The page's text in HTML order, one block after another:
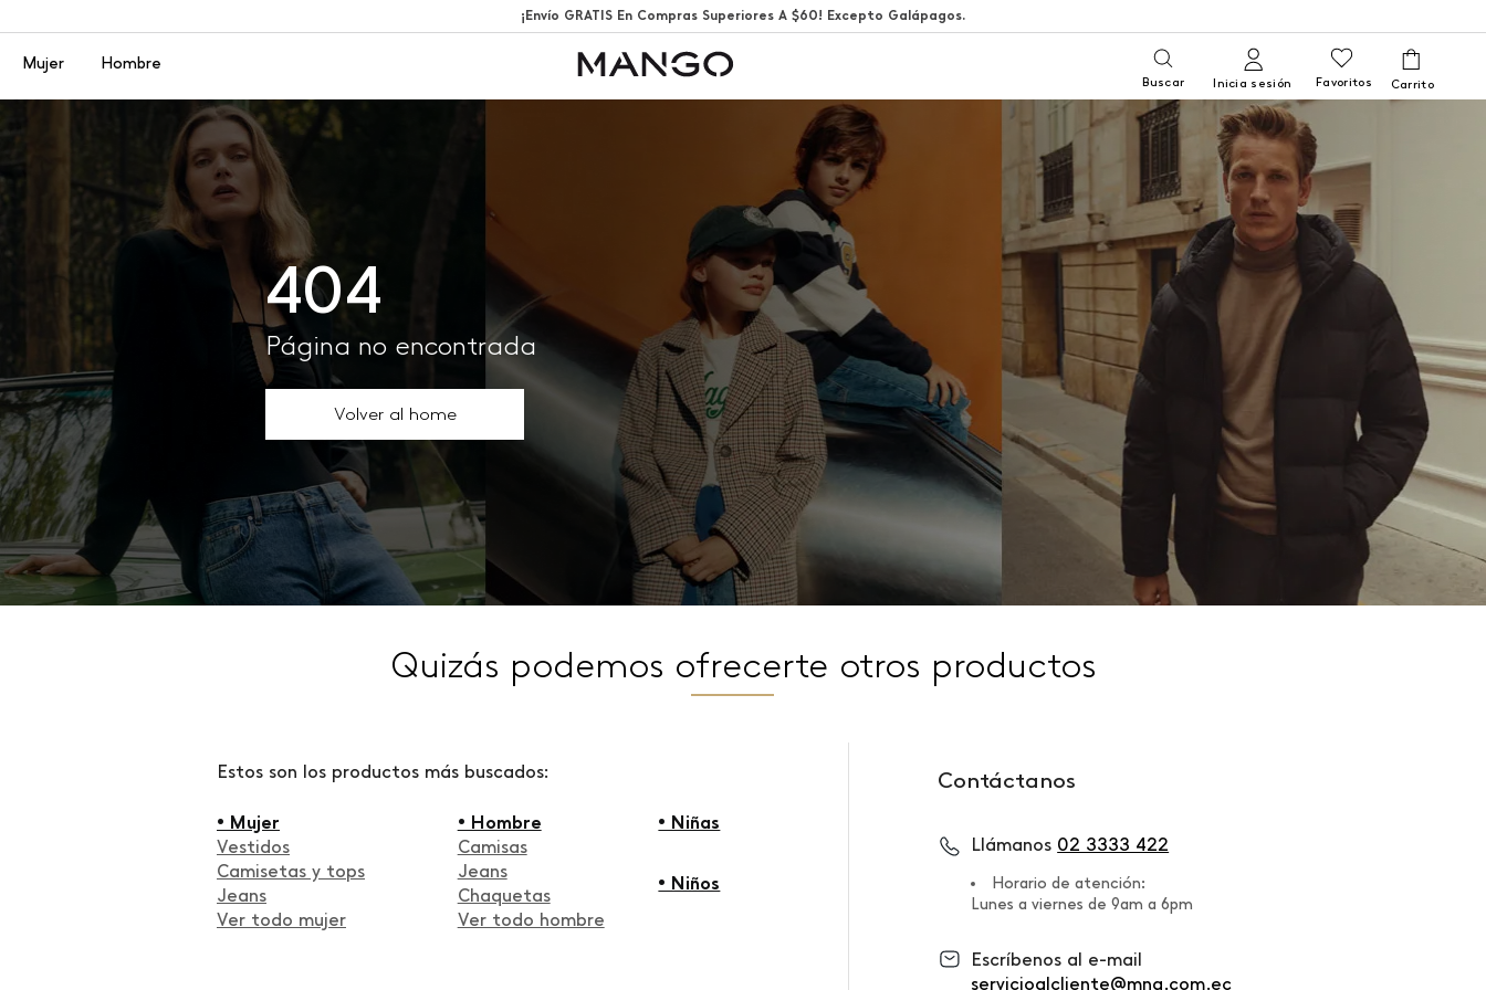
¡Envío GRATIS En Compras Superiores A $60! Excepto Galápagos.
Menú
Mujer Hombre
Buscar Inicia sesión Favoritos
404
Página no encontrada
Volver al home
Quizás podemos ofrecerte otros productos
Estos son los productos más buscados:
• Mujer
Vestidos
Camisetas y tops
Jeans
Ver todo mujer
• Hombre
Camisas
Jeans
Chaquetas
Ver todo hombre
• Niñas
• Niños
Contáctanos
Llámanos 02 3333 422
Horario de atención:
Lunes a viernes de 9am a 6pm
Escríbenos al e-mail
servicioalcliente@mng.com.ec